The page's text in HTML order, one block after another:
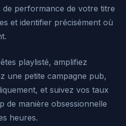
performance de votre titre
et identifier précisément où
playlisté, amplifiez
une petite campagne pub,
et suivez vos taux
de manière obsessionnelle
heures.